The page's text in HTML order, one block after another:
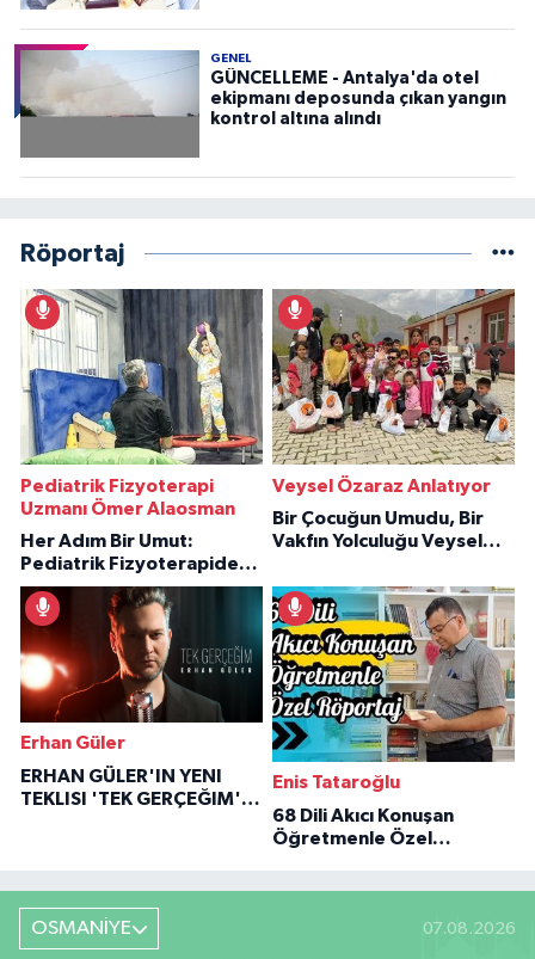
GENEL
GÜNCELLEME - Antalya'da otel
ekipmanı deposunda çıkan yangın
kontrol altına alındı
Röportaj
Pediatrik Fizyoterapi
Uzmanı Ömer Alaosman
Her Adım Bir Umut:
Pediatrik Fizyoterapiden
İlham Veren Hikâyeler
Veysel Özaraz Anlatıyor
Bir Çocuğun Umudu, Bir
Vakfın Yolculuğu Veysel
Erhan Güler
ERHAN GÜLER'IN YENI
TEKLISI 'TEK GERÇEĞIM'LE
Enis Tataroğlu
68 Dili Akıcı Konuşan
Öğretmenle Özel
OSMANİYE 07.08.2026